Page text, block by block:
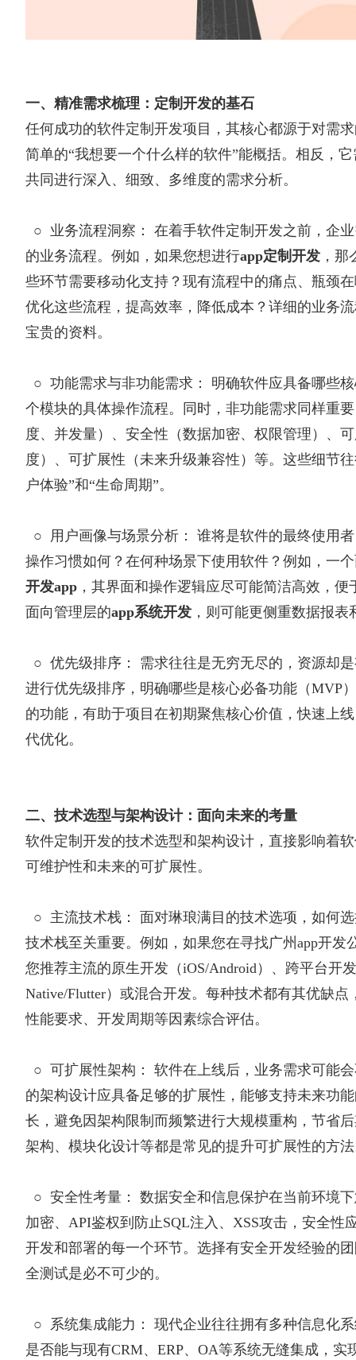
一、精准需求梳理：定制开发的基石
任何成功的软件定制开发项目，其核心都源于对需
简单的“我想要一个什么样的软件”能概括。相反，
共同进行深入、细致、多维度的需求分析。
○ 业务流程洞察： 在着手软件定制开发之前，企
的业务流程。例如，如果您想进行app定制开发 ，
些环节需要移动化支持？现有流程中的痛点、瓶颈
优化这些流程，提高效率，降低成本？详细的业务
宝贵的资料。
○ 功能需求与非功能需求： 明确软件应具备哪些
个模块的具体操作流程。同时，非功能需求同样重
度、并发量）、安全性（数据加密、权限管理）、
度）、可扩展性（未来升级兼容性）等。这些细节
户体验”和“生命周期”。
○ 用户画像与场景分析： 谁将是软件的最终使用
操作习惯如何？在何种场景下使用软件？例如，一
开发app ，其界面和操作逻辑应尽可能简洁高效，
面向管理层的app系统开发 ，则可能更侧重数据报
○ 优先级排序： 需求往往是无穷无尽的，资源却
进行优先级排序，明确哪些是核心必备功能（MVP
的功能，有助于项目在初期聚焦核心价值，快速上
代优化。
二、技术选型与架构设计：面向未来的考量
软件定制开发的技术选型和架构设计，直接影响着
可维护性和未来的可扩展性。
○ 主流技术栈： 面对琳琅满目的技术选项，如何
技术栈至关重要。例如，如果您在寻找广州app开发
您推荐主流的原生开发（iOS/Android）、跨平台开
Native/Flutter）或混合开发。每种技术都有其优缺点
性能要求、开发周期等因素综合评估。
○ 可扩展性架构： 软件在上线后，业务需求可能
的架构设计应具备足够的扩展性，能够支持未来功
长，避免因架构限制而频繁进行大规模重构，节省
架构、模块化设计等都是常见的提升可扩展性的方
○ 安全性考量： 数据安全和信息保护在当前环境
加密、API鉴权到防止SQL注入、XSS攻击，安全性
开发和部署的每一个环节。选择有安全开发经验的
全测试是必不可少的。
○ 系统集成能力： 现代企业往往拥有多种信息化
是否能与现有CRM、ERP、OA等系统无缝集成，实